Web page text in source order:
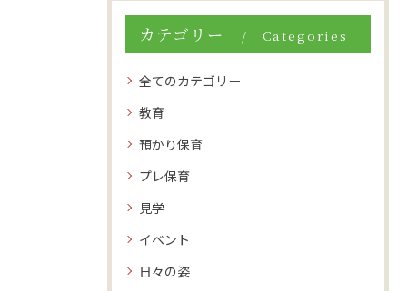
カテゴリー Categories
全てのカテゴリー
教育
預かり保育
プレ保育
見学
イベント
日々の姿